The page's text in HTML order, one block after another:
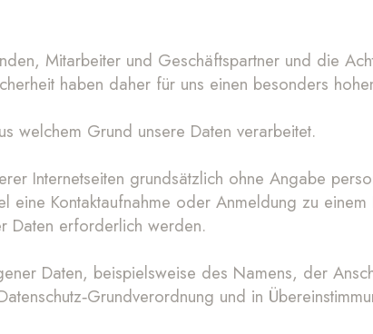
Mitarbeiter und Geschäftspartner und die
haben daher für uns einen besonders
welchem Grund unsere Daten verarbeitet.
Internetseiten grundsätzlich ohne Angabe
eine Kontaktaufnahme oder Anmeldung zu
Daten erforderlich werden.
Daten, beispielsweise des Namens, der
und in